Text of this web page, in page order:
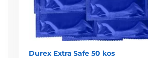
Durex Extra Safe 50 kos